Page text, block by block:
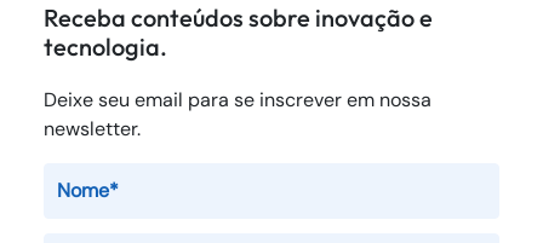
Receba conteúdos sobre inovação e
tecnologia.
Deixe seu email para se inscrever em nossa
newsletter.